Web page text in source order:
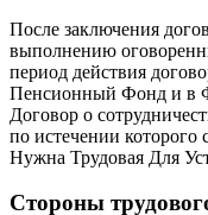
После заключения
выполнению
период действия
Пенсионный Фонд и в
Договор о
по истечении
Нужна Трудовая Для
Стороны